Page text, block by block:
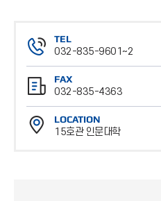
TEL
032-835-9601~2
전
화
번
호
FAX
032-835-4363
팩
스
번
LOCATION
15호관 인문대학